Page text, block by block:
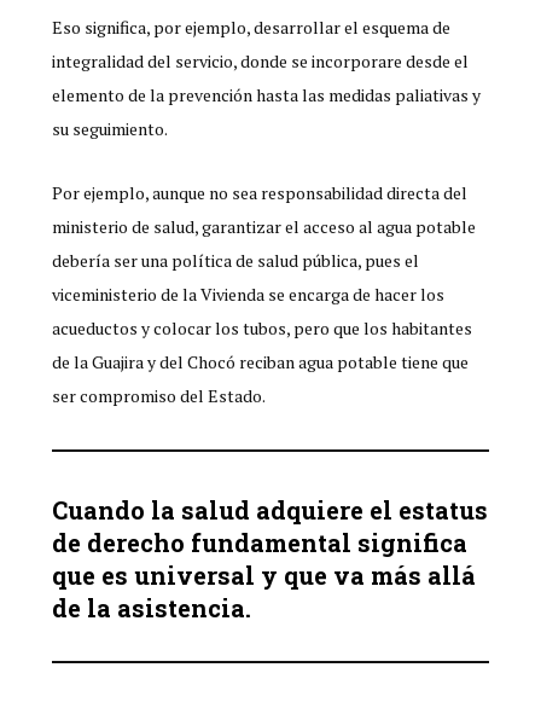
Eso significa, por ejemplo, desarrollar el esquema de
integralidad del servicio, donde se incorporare desde el
elemento de la prevención hasta las medidas paliativas y
su seguimiento.
Por ejemplo, aunque no sea responsabilidad directa del
ministerio de salud, garantizar el acceso al agua potable
debería ser una política de salud pública, pues el
viceministerio de la Vivienda se encarga de hacer los
acueductos y colocar los tubos, pero que los habitantes
de la Guajira y del Chocó reciban agua potable tiene que
ser compromiso del Estado.
Cuando la salud adquiere el estatus
de derecho fundamental significa
que es universal y que va más allá
de la asistencia.